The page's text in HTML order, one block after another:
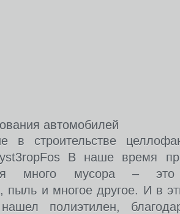
автомобилей
в строительстве
В наше время
много мусора –
пыль и многое другое. И в
нашел полиэтилен,